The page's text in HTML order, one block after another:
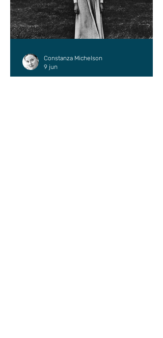
Constanza Michelson
9 jun